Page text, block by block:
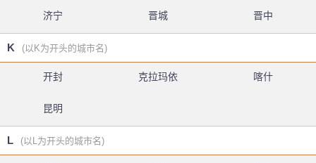
济宁 晋城 晋中
K (以K为开头的城市名)
开封 克拉玛依 喀什
昆明
L (以L为开头的城市名)